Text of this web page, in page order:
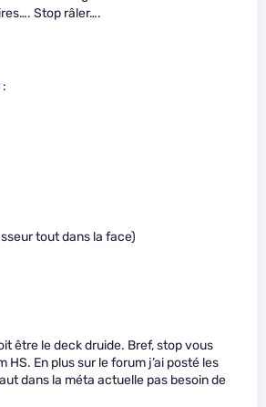
Stop râler….
tout dans la face)
être le deck druide. Bref, stop vous
HS. En plus sur le forum j’ai posté les
dans la méta actuelle pas besoin de